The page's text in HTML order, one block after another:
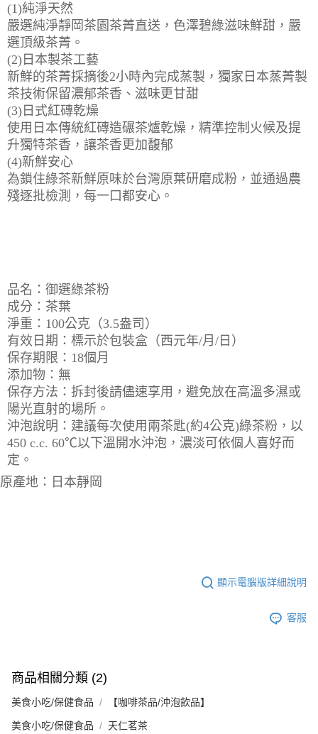
４．使用「AFTEE先享後付」時，將依據個別帳號之用戶狀況，依本公司即
時審查核予不同之上限額度；若仍有額度不足之情形，本公司將視審查結果
請求用戶進行身份認證。
５．嚴禁一人註冊多個帳號或使用他人資訊註冊。若發現惡意使用之情形，
恩沛科技股份有限公司將有權停止該用戶之使用額度並採取法律行動。
(1)純淨天然
嚴選純淨靜岡茶園茶菁直送，色澤碧綠滋味鮮甜，嚴
選頂級茶菁。
(2)日本製茶工藝
新鮮的茶菁採摘後2小時內完成蒸製，獨家日本蒸菁製
茶技術保留濃郁茶香、滋味更甘甜
(3)日式紅磚乾燥
使用日本傳統紅磚造碾茶爐乾燥，精準控制火候及提
升獨特茶香，讓茶香更加馥郁
(4)新鮮安心
為鎖住綠茶新鮮原味於台灣原葉研磨成粉，並通過農
殘逐批檢測，每一口都安心。
品名：御選綠茶粉
成分：茶葉
淨重：100公克（3.5盎司）
有效日期：標示於包裝盒（西元年/月/日）
保存期限：18個月
添加物：無
保存方法：拆封後請儘速享用，避免放在高溫多濕或
陽光直射的場所。
沖泡說明：建議每次使用兩茶匙(約4公克)綠茶粉，以
450 c.c. 60℃以下溫開水沖泡，濃淡可依個人喜好而
定。
原產地：日本靜岡
顯示電腦版詳細說明
客服
商品相關分類 (2)
美食小吃/保健食品 【咖啡茶品/沖泡飲品】
美食小吃/保健食品 天仁茗茶